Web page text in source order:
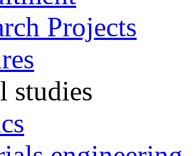
Projects
studies